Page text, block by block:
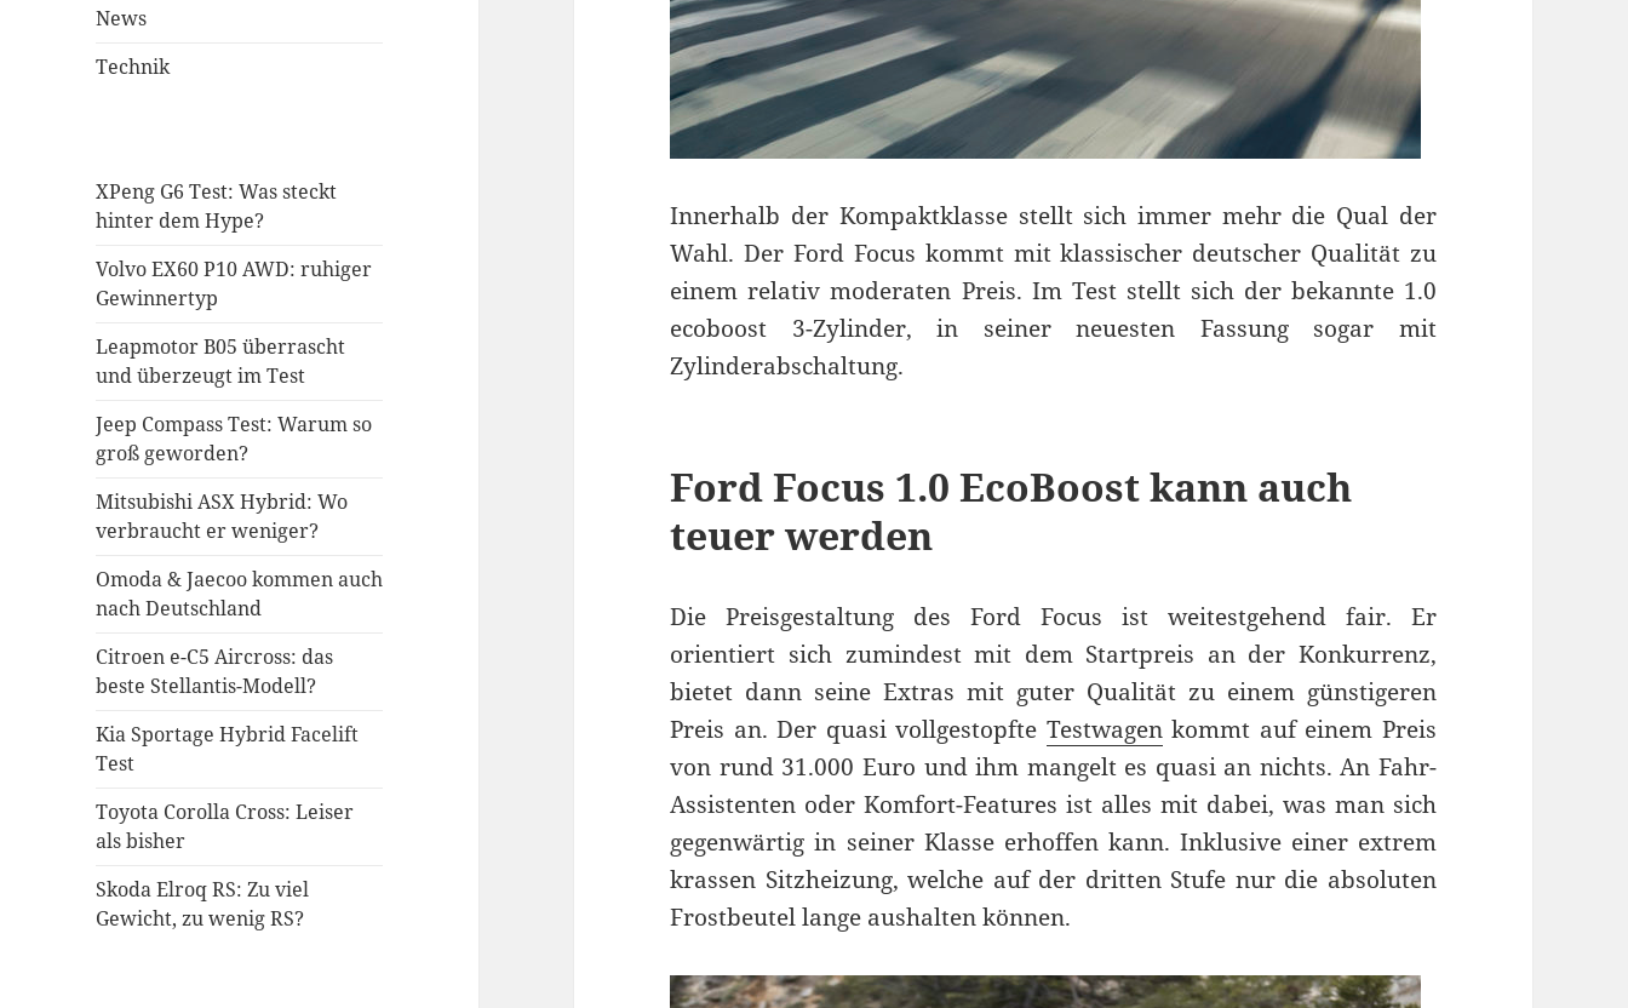
News
Technik
XPeng G6 Test: Was steckt
hinter dem Hype?
Volvo EX60 P10 AWD: ruhiger
Gewinnertyp
Leapmotor B05 überrascht
und überzeugt im Test
Jeep Compass Test: Warum so
groß geworden?
Mitsubishi ASX Hybrid: Wo
verbraucht er weniger?
Omoda & Jaecoo kommen auch
nach Deutschland
Citroen e-C5 Aircross: das
beste Stellantis-Modell?
Kia Sportage Hybrid Facelift
Test
Toyota Corolla Cross: Leiser
als bisher
Skoda Elroq RS: Zu viel
Gewicht, zu wenig RS?
Innerhalb der Kompaktklasse stellt sich immer mehr die Qual der
Wahl. Der Ford Focus kommt mit klassischer deutscher Qualität zu
einem relativ moderaten Preis. Im Test stellt sich der bekannte 1.0
ecoboost 3-Zylinder, in seiner neuesten Fassung sogar mit
Zylinderabschaltung.
Ford Focus 1.0 EcoBoost kann auch
teuer werden
Die Preisgestaltung des Ford Focus ist weitestgehend fair. Er
orientiert sich zumindest mit dem Startpreis an der Konkurrenz,
bietet dann seine Extras mit guter Qualität zu einem günstigeren
Preis an. Der quasi vollgestopfte Testwagenkommt auf einem Preis
von rund 31.000 Euro und ihm mangelt es quasi an nichts. An Fahr-
Assistenten oder Komfort-Features ist alles mit dabei, was man sich
gegenwärtig in seiner Klasse erhoffen kann. Inklusive einer extrem
krassen Sitzheizung, welche auf der dritten Stufe nur die absoluten
Frostbeutel lange aushalten können.